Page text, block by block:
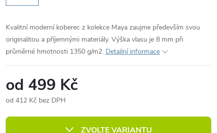
Kvalitní moderní koberec z kolekce Maya zaujme především svou
originalitou a příjemnými materiály. Výška vlasu je 8 mm při
průměrné hmotnosti 1350 g/m2. Detailní informace
od 499 Kč
od 412 Kč bez DPH
cena:
ZVOLTE VARIANTU